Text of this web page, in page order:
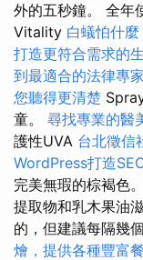
外的五秒鐘。 全年
Vitality 白蟻怕什
打造更符合需求的
到最適合的法律專家
您聽得更清楚
童。 尋找專業的醫
護性UVA 台北徵信
WordPress打造
完美無瑕的棕褐色。
提取物和乳木果油
的，但建議每隔幾
燴，提供各種豐富